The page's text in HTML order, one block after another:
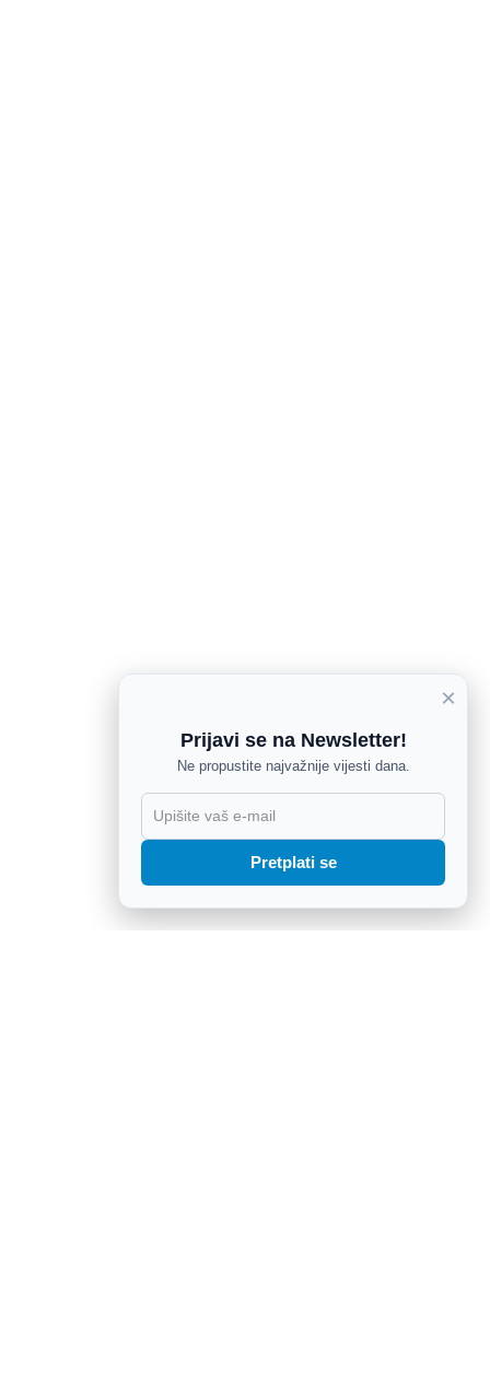
×
Prijavi se na Newsletter!
Ne propustite najvažnije vijesti dana.
Pretplati se